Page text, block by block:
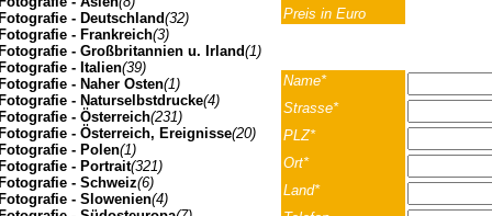
- Deutschland(32)
- Frankreich(3)
- Großbritannien u. Irland(1)
- Italien(39)
- Naher Osten(1)
- Naturselbstdrucke(4)
- Österreich(231)
- Österreich, Ereignisse(20)
- Polen(1)
- Portrait(321)
- Schweiz(6)
- Slowenien(4)
Preis in Euro
Name*
Strasse*
PLZ*
Ort*
Land*